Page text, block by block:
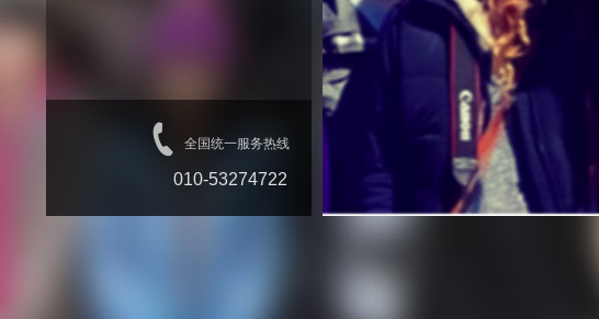
全国统一服务热线
010-53274722